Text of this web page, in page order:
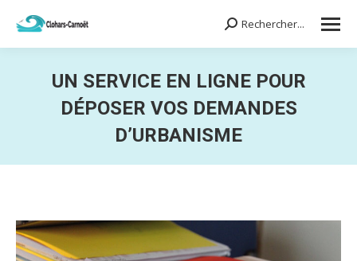
Search:Rechercher...
UN SERVICE EN LIGNE POUR
DÉPOSER VOS DEMANDES
D’URBANISME